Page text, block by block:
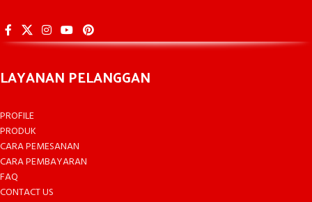
LAYANAN PELANGGAN
PROFILE
PRODUK
CARA PEMESANAN
CARA PEMBAYARAN
FAQ
CONTACT US